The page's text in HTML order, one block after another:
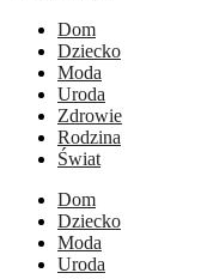
Dom
Dziecko
Moda
Uroda
Zdrowie
Rodzina
Świat
Dom
Dziecko
Moda
Uroda